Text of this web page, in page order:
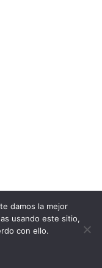
damos la mejor
usando este sitio,
con ello.